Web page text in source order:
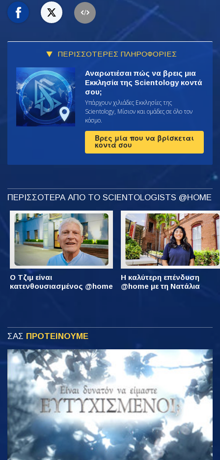
ΠΕΡΙΣΣΟΤΕΡΕΣ ΠΛΗΡΟΦΟΡΙΕΣ
Αναρωτιέσαι πώς να βρεις μια
Εκκλησία της Scientology κοντά
σου;
Υπάρχουν χιλιάδες Εκκλησίες της
Scientology, Μίσιον και ομάδες σε όλο τον
κόσμο.
Βρες μία που να βρίσκεται
κοντά σου
ΠΕΡΙΣΣΟΤΕΡΑ ΑΠΟ ΤΟ SCIENTOLOGISTS @HOME
Ο Τζιμ είναι
κατενθουσιασμένος @home
Η καλύτερη επένδυση
@home με τη Νατάλια
ΣΑΣ ΠΡΟΤΕΙΝΟΥΜΕ